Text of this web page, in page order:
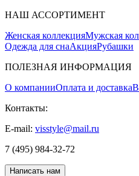
НАШ АССОРТИМЕНТ
Женская коллекцияМужская
Одежда для снаАкцияРубашки
ПОЛЕЗНАЯ ИНФОРМАЦИЯ
О компанииОплата и доставка
Контакты:
E-mail: visstyle@mail.ru
7 (495) 984-32-72
Написать нам